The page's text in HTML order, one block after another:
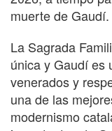
muerte de Gaudí.
La Sagrada
única y Gaudí es
venerados y
una de las
modernismo